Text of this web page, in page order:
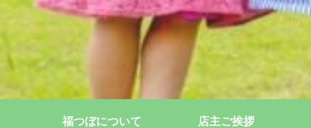
福つぼについて 店主ご挨拶